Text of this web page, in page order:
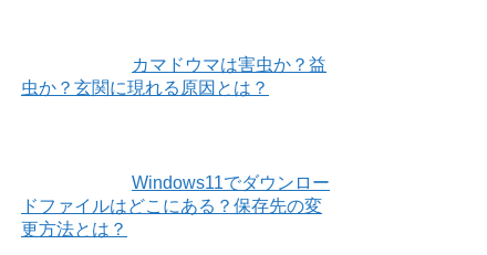
カマドウマは害虫か？益
虫か？玄関に現れる原因とは？
Windows11でダウンロー
ドファイルはどこにある？保存先の変
更方法とは？